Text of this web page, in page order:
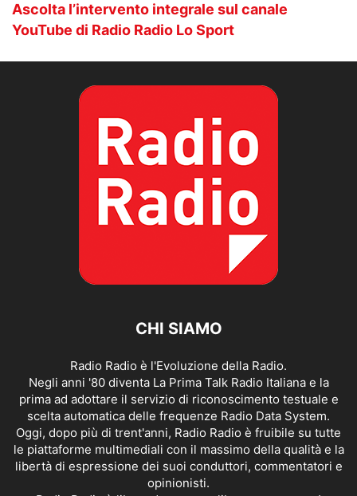
Ascolta l’intervento integrale sul canale
YouTube di Radio Radio Lo Sport
CHI SIAMO
Radio Radio è l'Evoluzione della Radio.
Negli anni '80 diventa La Prima Talk Radio Italiana e la
prima ad adottare il servizio di riconoscimento testuale e
scelta automatica delle frequenze Radio Data System.
Oggi, dopo più di trent'anni, Radio Radio è fruibile su tutte
le piattaforme multimediali con il massimo della qualità e la
libertà di espressione dei suoi conduttori, commentatori e
opinionisti.